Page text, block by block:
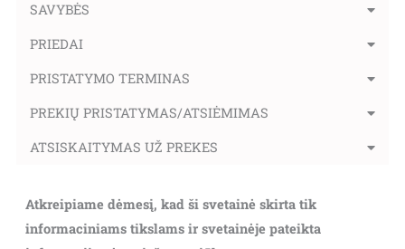
SAVYBĖS
PRIEDAI
PRISTATYMO TERMINAS
PREKIŲ PRISTATYMAS/ATSIĖMIMAS
ATSISKAITYMAS UŽ PREKES
Atkreipiame dėmesį, kad ši svetainė skirta tik
informaciniams tikslams ir svetainėje pateikta